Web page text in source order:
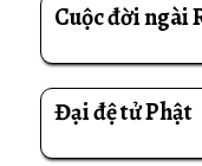
Cuộc đời ngài
Đại đệ tử Phật